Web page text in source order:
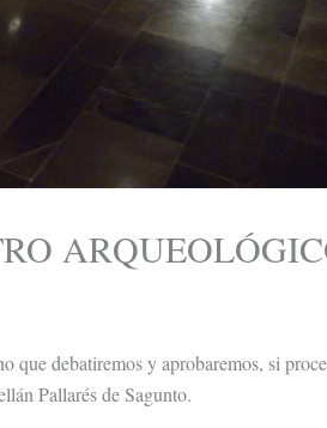
debatiremos y aprobaremos, si
Pallarés de Sagunto.